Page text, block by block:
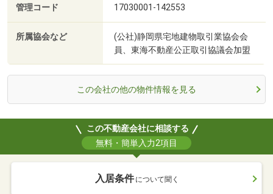
管理コード 17030001-142553
所属協会など
(公社)静岡県宅地建物取引業協会会
員、東海不動産公正取引協議会加盟
この会社の他の物件情報を見る
この不動産会社に相談する
無料・簡単入力2項目
入居条件 について聞く